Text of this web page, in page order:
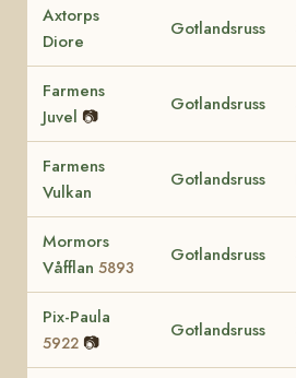
Axtorps
Diore
Gotlandsruss
Farmens
Juvel 📷
Gotlandsruss
Farmens
Vulkan
Gotlandsruss
Mormors
Våfflan 5893
Gotlandsruss
Pix-Paula
5922 📷
Gotlandsruss